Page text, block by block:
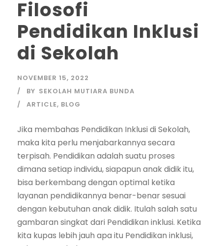
Filosofi
Pendidikan Inklusi
di Sekolah
NOVEMBER 15, 2022
BY SEKOLAH MUTIARA BUNDA
ARTICLE, BLOG
Jika membahas Pendidikan Inklusi di Sekolah,
maka kita perlu menjabarkannya secara
terpisah. Pendidikan adalah suatu proses
dimana setiap individu, siapapun anak didik itu,
bisa berkembang dengan optimal ketika
layanan pendidikannya benar-benar sesuai
dengan kebutuhan anak didik. Itulah salah satu
gambaran singkat dari Pendidikan inklusi. Ketika
kita kupas lebih jauh apa itu Pendidikan inklusi,